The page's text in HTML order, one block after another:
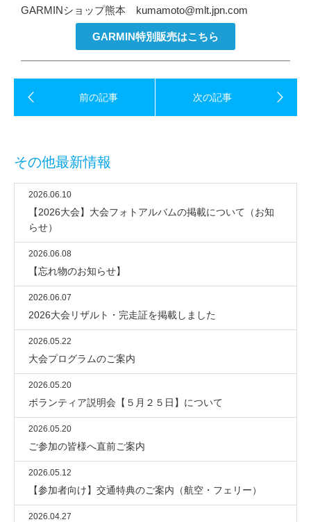
GARMINショップ熊本 kumamoto@mlt.jpn.com
GARMIN特別販売はこちら
その他最新情報
2026.06.10
【2026大会】大会フォトアルバムの掲載について（お知
らせ）
2026.06.08
【忘れ物のお知らせ】
2026.06.07
2026大会リザルト・完走証を掲載しました
2026.05.22
大会プログラムのご案内
2026.05.20
ボランティア説明会【５月２５日】について
2026.05.20
ご参加の皆様へ直前ご案内
2026.05.12
【参加者向け】交通特典のご案内（航空・フェリー）
2026.04.27